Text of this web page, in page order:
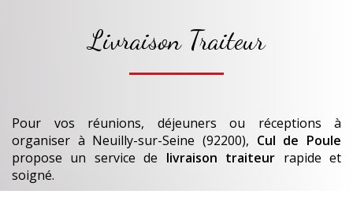
Livraison Traiteur
Pour vos réunions, déjeuners ou réceptions à
organiser à Neuilly-sur-Seine (92200), Cul de Poule
propose un service de livraison traiteur rapide et
soigné.